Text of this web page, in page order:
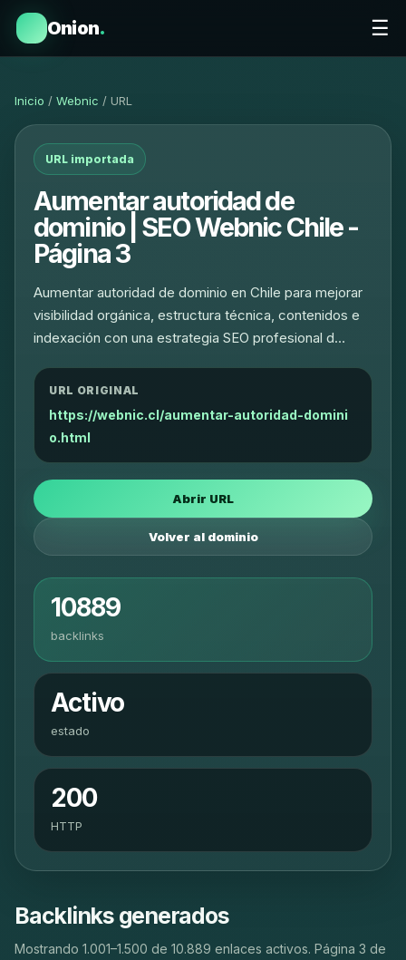
Onion. ☰
Inicio / Webnic / URL
URL importada
Aumentar autoridad de
dominio | SEO Webnic Chile -
Página 3
Aumentar autoridad de dominio en Chile para mejorar
visibilidad orgánica, estructura técnica, contenidos e
indexación con una estrategia SEO profesional d…
URL ORIGINAL
https://webnic.cl/aumentar-autoridad-domini
o.html
Abrir URL
Volver al dominio
10889
backlinks
Activo
estado
200
HTTP
Backlinks generados
Mostrando 1.001–1.500 de 10.889 enlaces activos. Página 3 de